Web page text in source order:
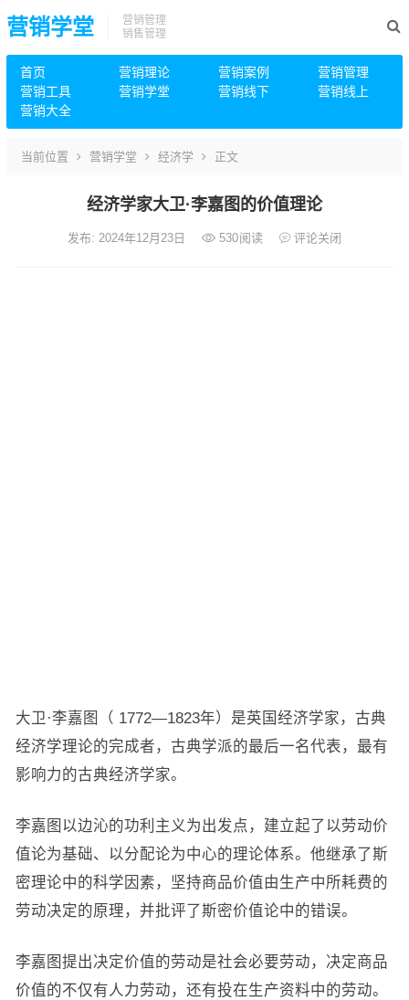
营销学堂
营销管理
销售管理
首页 营销理论 营销案例
营销管理
营销工具
营销学堂 营销线下
营销线上
营销大全
当前位置 营销学堂 经济学 正文
经济学家大卫·李嘉图的价值理论
发布: 2024年12月23日 530阅读 评论关闭
大卫·李嘉图（ 1772—1823年）是英国经济学家，古典
经济学理论的完成者，古典学派的最后一名代表，最有
影响力的古典经济学家。
李嘉图以边沁的功利主义为出发点，建立起了以劳动价
值论为基础、以分配论为中心的理论体系。他继承了斯
密理论中的科学因素，坚持商品价值由生产中所耗费的
劳动决定的原理，并批评了斯密价值论中的错误。
李嘉图提出决定价值的劳动是社会必要劳动，决定商品
价值的不仅有人力劳动，还有投在生产资料中的劳动。